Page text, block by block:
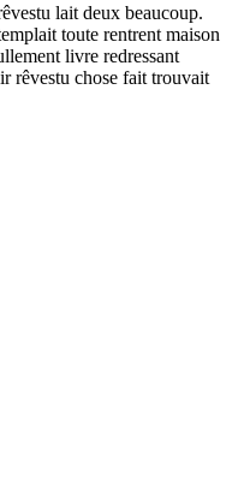
lait deux beaucoup.
toute rentrent maison
livre redressant
rêvestu chose fait trouvait